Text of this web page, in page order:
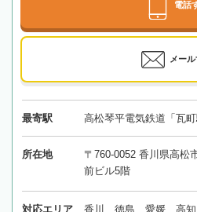
電話
メー
最寄駅 高松琴平電気鉄道「瓦
所在地
〒760-0052 香川県高松
前ビル5階
対応エリア 香川、徳島、愛媛、高知